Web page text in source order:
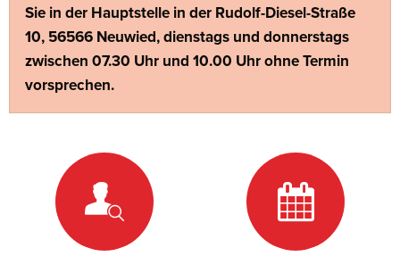
Sie in der Hauptstelle in der Rudolf-Diesel-Straße
10, 56566 Neuwied, dienstags und donnerstags
zwischen 07.30 Uhr und 10.00 Uhr ohne Termin
vorsprechen.